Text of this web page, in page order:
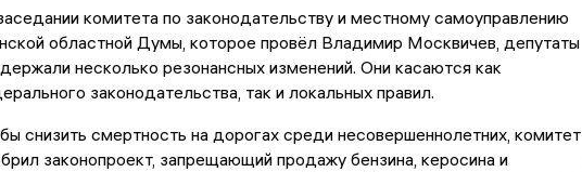
комитета по законодательству и местному самоуправлению
областной Думы, которое провёл Владимир Москвичев, депутаты
несколько резонансных изменений. Они касаются как
законодательства, так и локальных правил.
снизить смертность на дорогах среди несовершеннолетних, комитет
законопроект, запрещающий продажу бензина, керосина и